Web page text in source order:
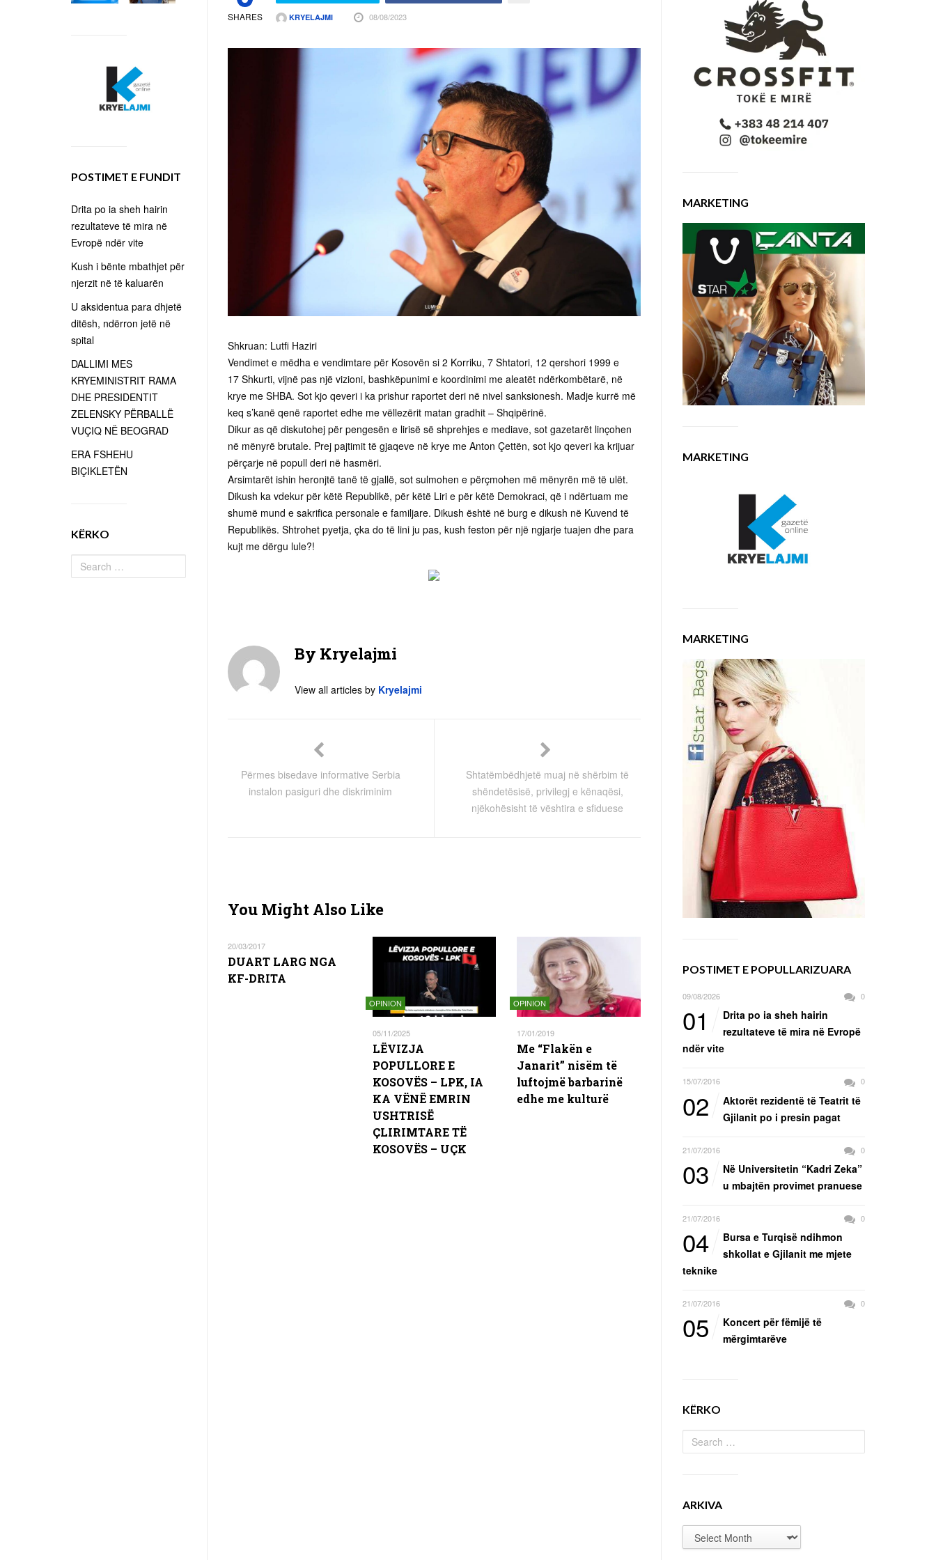
SHARES KRYELAJMI 08/08/2023
Shkruan: Lutfi Haziri
Vendimet e mëdha e vendimtare për Kosovën si 2 Korriku, 7 Shtatori, 12 qershori 1999 e
17 Shkurti, vijnë pas një vizioni, bashkëpunimi e koordinimi me aleatët ndërkombëtarë, në
krye me SHBA. Sot kjo qeveri i ka prishur raportet deri në nivel sanksionesh. Madje kurrë më
keq s’kanë qenë raportet edhe me vëllezërit matan gradhit – Shqipërinë.
Dikur as që diskutohej për pengesën e lirisë së shprehjes e mediave, sot gazetarët linçohen
në mënyrë brutale. Prej pajtimit të gjaqeve në krye me Anton Çettën, sot kjo qeveri ka krijuar
përçarje në popull deri në hasmëri.
Arsimtarët ishin heronjtë tanë të gjallë, sot sulmohen e përçmohen më mënyrën më të ulët.
Dikush ka vdekur për këtë Republikë, për këtë Liri e për këtë Demokraci, që i ndërtuam me
shumë mund e sakrifica personale e familjare. Dikush është në burg e dikush në Kuvend të
Republikës. Shtrohet pyetja, çka do të lini ju pas, kush feston për një ngjarje tuajen dhe para
kujt me dërgu lule?!
By Kryelajmi
View all articles by Kryelajmi
Përmes bisedave informative Serbia
instalon pasiguri dhe diskriminim
Shtatëmbëdhjetë muaj në shërbim të
shëndetësisë, privilegj e kënaqësi,
njëkohësisht të vështira e sfiduese
You Might Also Like
20/03/2017
DUART LARG NGA
KF-DRITA
OPINION
05/11/2025
LËVIZJA
POPULLORE E
KOSOVËS – LPK, IA
KA VËNË EMRIN
USHTRISË
ÇLIRIMTARE TË
KOSOVËS – UÇK
OPINION
17/01/2019
Me “Flakën e
Janarit” nisëm të
luftojmë barbarinë
edhe me kulturë
MARKETING
MARKETING
MARKETING
POSTIMET E POPULLARIZUARA
09/08/2026 0
01
Drita po ia sheh hairin
rezultateve të mira në Evropë
ndër vite
15/07/2016 0
02
Aktorët rezidentë të Teatrit të
Gjilanit po i presin pagat
21/07/2016 0
03
Në Universitetin “Kadri Zeka”
u mbajtën provimet pranuese
21/07/2016 0
04
Bursa e Turqisë ndihmon
shkollat e Gjilanit me mjete
teknike
21/07/2016 0
05
Koncert për fëmijë të
mërgimtarëve
KËRKO
ARKIVA
POSTIMET E FUNDIT
Drita po ia sheh hairin
rezultateve të mira në
Evropë ndër vite
Kush i bënte mbathjet për
njerzit në të kaluarën
U aksidentua para dhjetë
ditësh, ndërron jetë në
spital
DALLIMI MES
KRYEMINISTRIT RAMA
DHE PRESIDENTIT
ZELENSKY PËRBALLË
VUÇIQ NË BEOGRAD
ERA FSHEHU
BIÇIKLETËN
KËRKO